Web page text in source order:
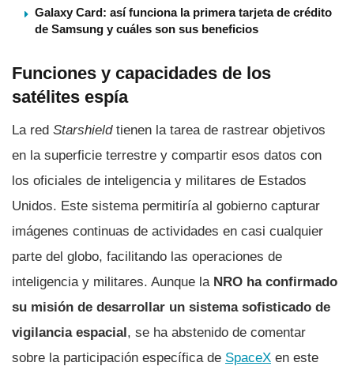
Galaxy Card: así funciona la primera tarjeta de crédito
de Samsung y cuáles son sus beneficios
Funciones y capacidades de los
satélites espía
La red Starshieldtienen la tarea de rastrear objetivos
en la superficie terrestre y compartir esos datos con
los oficiales de inteligencia y militares de Estados
Unidos. Este sistema permitiría al gobierno capturar
imágenes continuas de actividades en casi cualquier
parte del globo, facilitando las operaciones de
inteligencia y militares. Aunque la NRO ha confirmado
su misión de desarrollar un sistema sofisticado de
vigilancia espacial, se ha abstenido de comentar
sobre la participación específica de SpaceX en este